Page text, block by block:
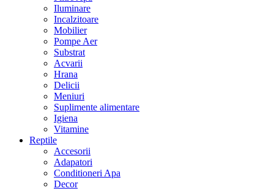
Iluminare
Incalzitoare
Mobilier
Pompe Aer
Substrat
Acvarii
Hrana
Delicii
Meniuri
Suplimente alimentare
Igiena
Vitamine
Reptile
Accesorii
Adapatori
Conditioneri Apa
Decor